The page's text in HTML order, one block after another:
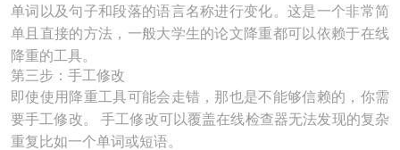
单词以及句子和段落的语言名称进行变化。这是一个非常简
单且直接的方法，一般大学生的论文降重都可以依赖于在线
降重的工具。
第三步：手工修改
即使使用降重工具可能会走错，那也是不能够信赖的，你需
要手工修改。 手工修改可以覆盖在线检查器无法发现的复杂
重复比如一个单词或短语。